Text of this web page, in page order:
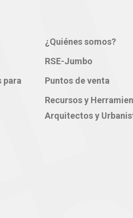
para
¿Quiénes somos?
RSE-Jumbo
Puntos de venta
Recursos y
Arquitectos y